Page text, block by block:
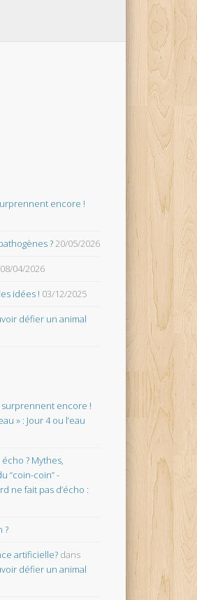
encore !
?20/05/2026
08/04/2026
idées ! 03/12/2025
défier un animal
surprennent encore !
» : Jour 4 ou l’eau
? Mythes,
“coin-coin” -
ne fait pas d’écho :
?
artificielle? dans
défier un animal